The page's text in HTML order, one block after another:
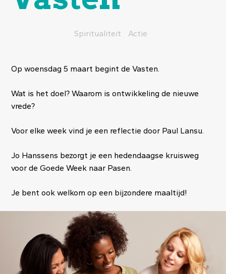
Spiritualiteit Actie
Op woensdag 5 maart begint de Vasten.
Wat is het doel? Waarom is ontwikkeling de nieuwe
vrede?
Voor elke week vind je een reflectie door Paul Lansu.
Jo Hanssens bezorgt je een hedendaagse kruisweg
voor de Goede Week naar Pasen.
Je bent ook welkom op een bijzondere maaltijd!